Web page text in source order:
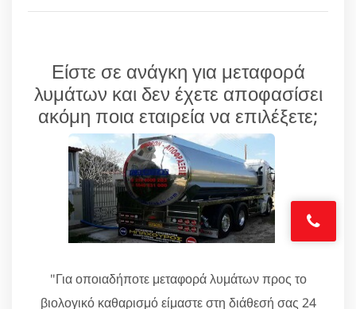
Είστε σε ανάγκη για μεταφορά
λυμάτων και δεν έχετε αποφασίσει
ακόμη ποια εταιρεία να επιλέξετε;
"Για οποιαδήποτε μεταφορά λυμάτων προς το
βιολογικό καθαρισμό είμαστε στη διάθεσή σας 24